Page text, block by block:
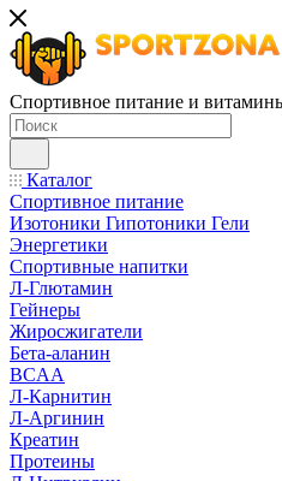
Спортивное питание и
Каталог
Спортивное питание
Изотоники Гипотоники Гели
Энергетики
Спортивные напитки
Л-Глютамин
Гейнеры
Жиросжигатели
Бета-аланин
BCAA
Л-Карнитин
Л-Аргинин
Креатин
Протеины